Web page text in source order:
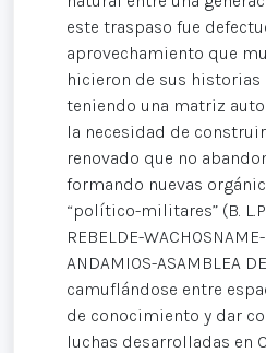
este traspaso fue
aprovechamiento que
hicieron de sus historias
teniendo una matriz
la necesidad de
renovado que no
formando nuevas
“político-militares” (B. L.P-
REBELDE-
ANDAMIOS-ASAMBLEA
camuflándose entre
de conocimiento y dar
luchas desarrolladas en